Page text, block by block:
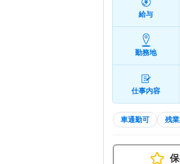
給与
勤務地
仕事内容
車通勤可 残